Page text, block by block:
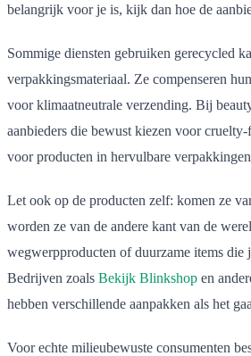
belangrijk voor je is, kijk dan hoe de
Sommige diensten gebruiken gerecycled
verpakkingsmateriaal. Ze compenseren
voor klimaatneutrale verzending. Bij
aanbieders die bewust kiezen voor
voor producten in hervulbare
Let ook op de producten zelf: komen ze
worden ze van de andere kant van de
wegwerpproducten of duurzame items die
Bedrijven zoals Bekijk Blinkshop en
hebben verschillende aanpakken als het
Voor echte milieubewuste consumenten